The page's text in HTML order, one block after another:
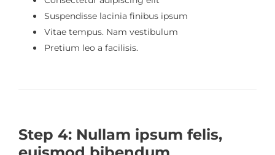
Suspendisse lacinia finibus ipsum
Vitae tempus. Nam vestibulum
Pretium leo a facilisis.
Step 4: Nullam ipsum felis,